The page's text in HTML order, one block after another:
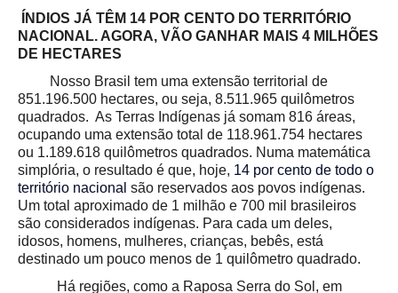
ÍNDIOS JÁ TÊM 14 POR CENTO DO TERRITÓRIO
NACIONAL. AGORA, VÃO GANHAR MAIS 4 MILHÕES
DE HECTARES
Nosso Brasil tem uma extensão territorial de
851.196.500 hectares, ou seja, 8.511.965 quilômetros
quadrados. As Terras Indígenas já somam 816 áreas,
ocupando uma extensão total de 118.961.754 hectares
ou 1.189.618 quilômetros quadrados. Numa matemática
simplória, o resultado é que, hoje, 14 por cento de todo o
território nacional são reservados aos povos indígenas.
Um total aproximado de 1 milhão e 700 mil brasileiros
são considerados indígenas. Para cada um deles,
idosos, homens, mulheres, crianças, bebês, está
destinado um pouco menos de 1 quilômetro quadrado.
Há regiões, como a Raposa Serra do Sol, em